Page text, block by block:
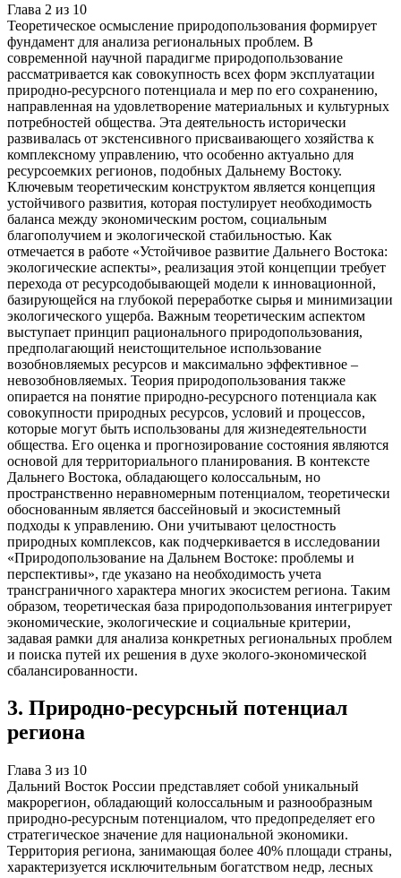
Глава 2 из 10
Теоретическое осмысление природопользования формирует
фундамент для анализа региональных проблем. В
современной научной парадигме природопользование
рассматривается как совокупность всех форм эксплуатации
природно-ресурсного потенциала и мер по его сохранению,
направленная на удовлетворение материальных и культурных
потребностей общества. Эта деятельность исторически
развивалась от экстенсивного присваивающего хозяйства к
комплексному управлению, что особенно актуально для
ресурсоемких регионов, подобных Дальнему Востоку.
Ключевым теоретическим конструктом является концепция
устойчивого развития, которая постулирует необходимость
баланса между экономическим ростом, социальным
благополучием и экологической стабильностью. Как
отмечается в работе «Устойчивое развитие Дальнего Востока:
экологические аспекты», реализация этой концепции требует
перехода от ресурсодобывающей модели к инновационной,
базирующейся на глубокой переработке сырья и минимизации
экологического ущерба. Важным теоретическим аспектом
выступает принцип рационального природопользования,
предполагающий неистощительное использование
возобновляемых ресурсов и максимально эффективное –
невозобновляемых. Теория природопользования также
опирается на понятие природно-ресурсного потенциала как
совокупности природных ресурсов, условий и процессов,
которые могут быть использованы для жизнедеятельности
общества. Его оценка и прогнозирование состояния являются
основой для территориального планирования. В контексте
Дальнего Востока, обладающего колоссальным, но
пространственно неравномерным потенциалом, теоретически
обоснованным является бассейновый и экосистемный
подходы к управлению. Они учитывают целостность
природных комплексов, как подчеркивается в исследовании
«Природопользование на Дальнем Востоке: проблемы и
перспективы», где указано на необходимость учета
трансграничного характера многих экосистем региона. Таким
образом, теоретическая база природопользования интегрирует
экономические, экологические и социальные критерии,
задавая рамки для анализа конкретных региональных проблем
и поиска путей их решения в духе эколого-экономической
сбалансированности.
3. Природно-ресурсный потенциал
региона
Глава 3 из 10
Дальний Восток России представляет собой уникальный
макрорегион, обладающий колоссальным и разнообразным
природно-ресурсным потенциалом, что предопределяет его
стратегическое значение для национальной экономики.
Территория региона, занимающая более 40% площади страны,
характеризуется исключительным богатством недр, лесных